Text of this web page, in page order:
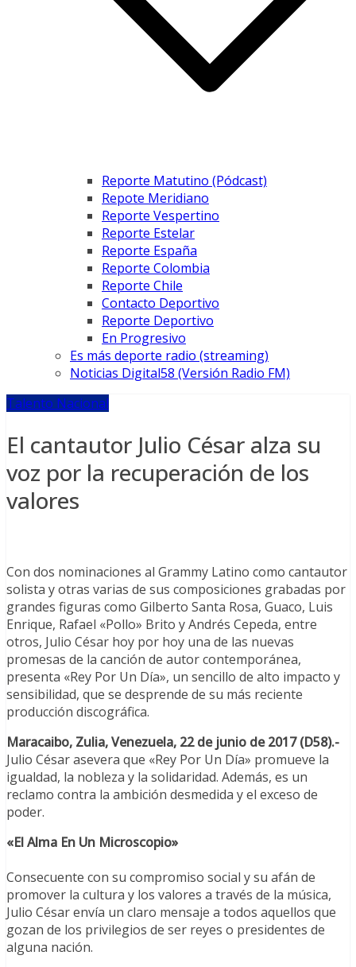
Reporte Matutino (Pódcast)
Repote Meridiano
Reporte Vespertino
Reporte Estelar
Reporte España
Reporte Colombia
Reporte Chile
Contacto Deportivo
Reporte Deportivo
En Progresivo
Es más deporte radio (streaming)
Noticias Digital58 (Versión Radio FM)
Talento Nacional
El cantautor Julio César alza su
voz por la recuperación de los
valores
Con dos nominaciones al Grammy Latino como cantautor
solista y otras varias de sus composiciones grabadas por
grandes figuras como Gilberto Santa Rosa, Guaco, Luis
Enrique, Rafael «Pollo» Brito y Andrés Cepeda, entre
otros, Julio César hoy por hoy una de las nuevas
promesas de la canción de autor contemporánea,
presenta «Rey Por Un Día», un sencillo de alto impacto y
sensibilidad, que se desprende de su más reciente
producción discográfica.
Maracaibo, Zulia, Venezuela, 22 de junio de 2017 (D58).-
Julio César asevera que «Rey Por Un Día» promueve la
igualdad, la nobleza y la solidaridad. Además, es un
reclamo contra la ambición desmedida y el exceso de
poder.
«El Alma En Un Microscopio»
Consecuente con su compromiso social y su afán de
promover la cultura y los valores a través de la música,
Julio César envía un claro mensaje a todos aquellos que
gozan de los privilegios de ser reyes o presidentes de
alguna nación.